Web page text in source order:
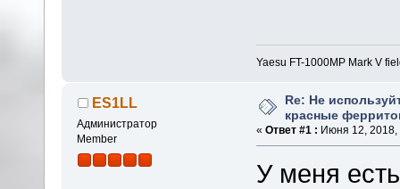
Yaesu FT-1000MP Mark V
ES1LL
Администратор
Member
Re: Не
красные
« Ответ #1 : Июня 12, 2018,
У меня